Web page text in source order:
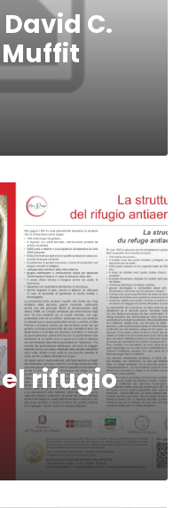
C.
Muffit
rifugio